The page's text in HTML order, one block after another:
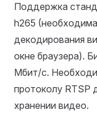
Поддержка
h265
декодирования
окне браузера).
Мбит/с.
протоколу RTSP
хранении видео.